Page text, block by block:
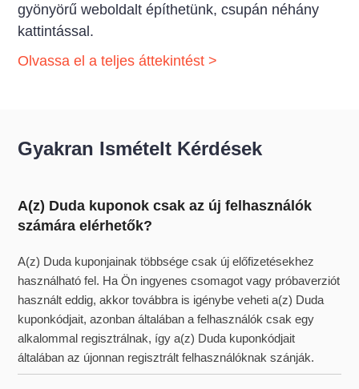
gyönyörű weboldalt építhetünk, csupán néhány
kattintással.
Olvassa el a teljes áttekintést >
Gyakran Ismételt Kérdések
A(z) Duda kuponok csak az új felhasználók
számára elérhetők?
A(z) Duda kuponjainak többsége csak új előfizetésekhez
használható fel. Ha Ön ingyenes csomagot vagy próbaverziót
használt eddig, akkor továbbra is igénybe veheti a(z) Duda
kuponkódjait, azonban általában a felhasználók csak egy
alkalommal regisztrálnak, így a(z) Duda kuponkódjait
általában az újonnan regisztrált felhasználóknak szánják.